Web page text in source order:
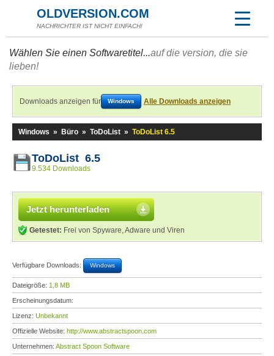
OLDVERSION.COM
NACHRICHTER IST NICHT EINFACH!
Wählen Sie einen Softwaretitel...auf die version, die sie
lieben!
Downloads anzeigen für Windows Alle Downloads anzeigen
Windows » Büro » ToDoList » ToDoList 6.5
ToDoList 6.5
9.534 Downloads
Jetzt herunterladen
Getestet: Frei von Spyware, Adware und Viren
Verfügbare Downloads: Windows
Dateigröße: 1,8 MB
Erscheinungsdatum:
Lizenz: Unbekannt
Offizielle Website: http://www.abstractspoon.com
Unternehmen: Abstract Spoon Software